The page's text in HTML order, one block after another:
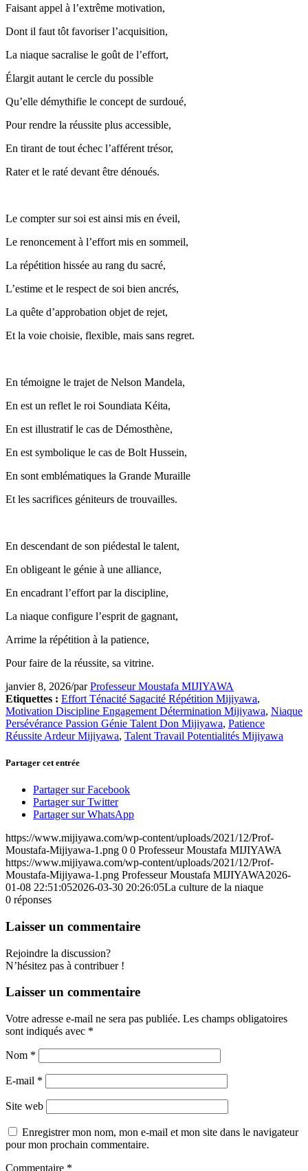
Faisant appel à l’extrême motivation,
Dont il faut tôt favoriser l’acquisition,
La niaque sacralise le goût de l’effort,
Élargit autant le cercle du possible
Qu’elle démythifie le concept de surdoué,
Pour rendre la réussite plus accessible,
En tirant de tout échec l’afférent trésor,
Rater et le raté devant être dénoués.
Le compter sur soi est ainsi mis en éveil,
Le renoncement à l’effort mis en sommeil,
La répétition hissée au rang du sacré,
L’estime et le respect de soi bien ancrés,
La quête d’approbation objet de rejet,
Et la voie choisie, flexible, mais sans regret.
En témoigne le trajet de Nelson Mandela,
En est un reflet le roi Soundiata Kéita,
En est illustratif le cas de Démosthène,
En est symbolique le cas de Bolt Hussein,
En sont emblématiques la Grande Muraille
Et les sacrifices géniteurs de trouvailles.
En descendant de son piédestal le talent,
En obligeant le génie à une alliance,
En encadrant l’effort par la discipline,
La niaque configure l’esprit de gagnant,
Arrime la répétition à la patience,
Pour faire de la réussite, sa vitrine.
janvier 8, 2026/parProfesseur Moustafa MIJIYAWA
Etiquettes : Effort Ténacité Sagacité Répétition Mijiyawa,
Motivation Discipline Engagement Détermination Mijiyawa, Niaque
Persévérance Passion Génie Talent Don Mijiyawa, Patience
Réussite Ardeur Mijiyawa, Talent Travail Potentialités Mijiyawa
Partager cet entrée
Partager sur Facebook
Partager sur Twitter
Partager sur WhatsApp
https://www.mijiyawa.com/wp-content/uploads/2021/12/Prof-
Moustafa-Mijiyawa-1.png 0 0 Professeur Moustafa MIJIYAWA
https://www.mijiyawa.com/wp-content/uploads/2021/12/Prof-
Moustafa-Mijiyawa-1.png Professeur Moustafa MIJIYAWA2026-
01-08 22:51:052026-03-30 20:26:05La culture de la niaque
0 réponses
Laisser un commentaire
Rejoindre la discussion?
N’hésitez pas à contribuer !
Laisser un commentaire
Votre adresse e-mail ne sera pas publiée. Les champs obligatoires
sont indiqués avec *
Nom *
E-mail *
Site web
Enregistrer mon nom, mon e-mail et mon site dans le navigateur
pour mon prochain commentaire.
Commentaire *